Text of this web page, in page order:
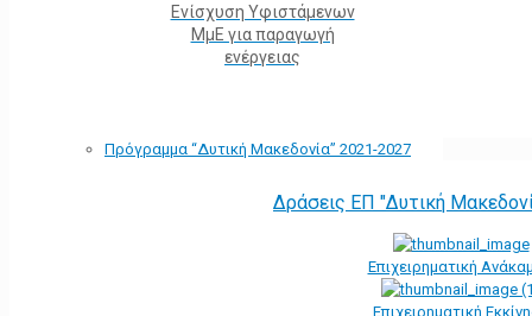
Ενίσχυση Υφιστάμενων
ΜμΕ για παραγωγή
ενέργειας
Πρόγραμμα “Δυτική Μακεδονία” 2021-2027
Δράσεις ΕΠ "Δυτική
Επιχειρηματική
Επιχειρηματική